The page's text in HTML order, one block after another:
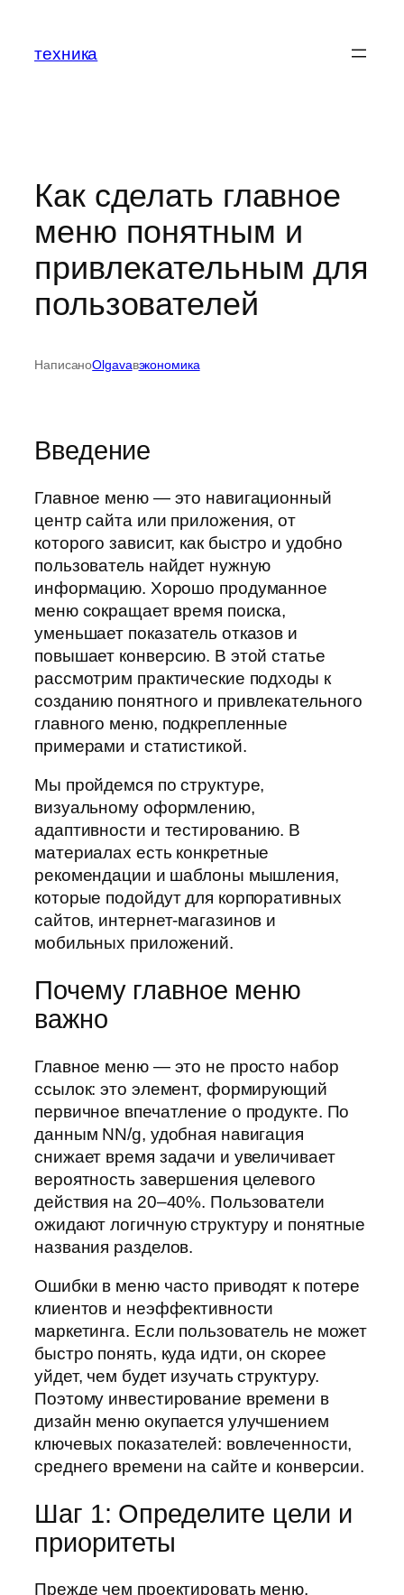
содержимому
техника
Как сделать главное
меню понятным и
привлекательным для
пользователей
НаписаноOlgavaвэкономика
Введение
Главное меню — это навигационный
центр сайта или приложения, от
которого зависит, как быстро и удобно
пользователь найдет нужную
информацию. Хорошо продуманное
меню сокращает время поиска,
уменьшает показатель отказов и
повышает конверсию. В этой статье
рассмотрим практические подходы к
созданию понятного и привлекательного
главного меню, подкрепленные
примерами и статистикой.
Мы пройдемся по структуре,
визуальному оформлению,
адаптивности и тестированию. В
материалах есть конкретные
рекомендации и шаблоны мышления,
которые подойдут для корпоративных
сайтов, интернет-магазинов и
мобильных приложений.
Почему главное меню
важно
Главное меню — это не просто набор
ссылок: это элемент, формирующий
первичное впечатление о продукте. По
данным NN/g, удобная навигация
снижает время задачи и увеличивает
вероятность завершения целевого
действия на 20–40%. Пользователи
ожидают логичную структуру и понятные
названия разделов.
Ошибки в меню часто приводят к потере
клиентов и неэффективности
маркетинга. Если пользователь не может
быстро понять, куда идти, он скорее
уйдет, чем будет изучать структуру.
Поэтому инвестирование времени в
дизайн меню окупается улучшением
ключевых показателей: вовлеченности,
среднего времени на сайте и конверсии.
Шаг 1: Определите цели и
приоритеты
Прежде чем проектировать меню,